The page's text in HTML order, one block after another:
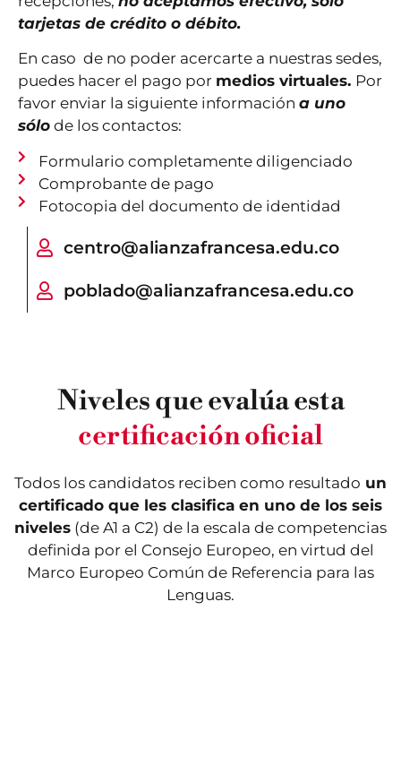
tarjetas de crédito o débito.
En caso de no poder acercarte a nuestras sedes,
puedes hacer el pago por medios virtuales. Por
favor enviar la siguiente información a uno
sólo de los contactos:
Formulario completamente diligenciado
Comprobante de pago
Fotocopia del documento de identidad
centro@alianzafrancesa.edu.co
poblado@alianzafrancesa.edu.co
Niveles que evalúa esta
certificación oficial
Todos los candidatos reciben como resultado un
certificado que les clasifica en uno de los seis
niveles (de A1 a C2) de la escala de competencias
definida por el Consejo Europeo, en virtud del
Marco Europeo Común de Referencia para las
Lenguas.
Este nivel evalúa los
conocimientos iniciales.
Se trata del nivel más
elemental de uso del
“de descubrimiento”. En
esta fase, el alumno es
capaz de llevar a cabo
conversaciones sencillas:
puede hablar de sí
mismo y de su entorno
inmediato.
Este nivel valida los
lingüísticos de un usuario
elemental, considerado
candidato ya es capaz de
realizar tareas sencillas
de la vida cotidiana.
Puede utilizar las
fórmulas de cortesía y de
intercambio más
frecuentes.